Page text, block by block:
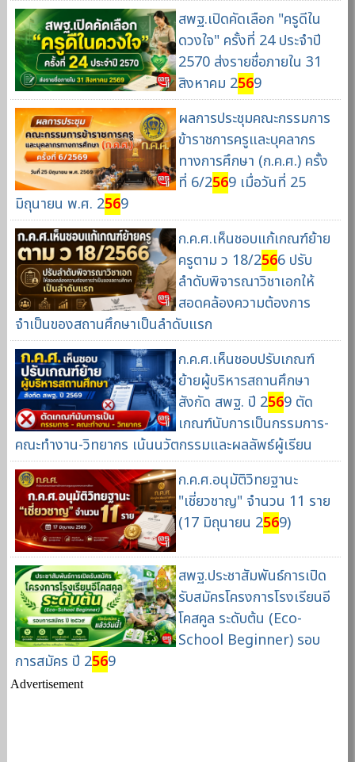
สพฐ.เปิดคัดเลือก "ครูดีใน
ดวงใจ" ครั้งที่ 24 ประจำปี
2570 ส่งรายชื่อภายใน 31
สิงหาคม 2569
ผลการประชุมคณะกรรมการ
ข้าราชการครูและบุคลากร
ทางการศึกษา (ก.ค.ศ.) ครั้ง
ที่ 6/2569 เมื่อวันที่ 25
มิถุนายน พ.ศ. 2569
ก.ค.ศ.เห็นชอบแก้เกณฑ์ย้าย
ครูตาม ว 18/2566 ปรับ
ลำดับพิจารณาวิชาเอกให้
สอดคล้องความต้องการ
จำเป็นของสถานศึกษาเป็นลำดับแรก
ก.ค.ศ.เห็นชอบปรับเกณฑ์
ย้ายผู้บริหารสถานศึกษา
สังกัด สพฐ. ปี 2569 ตัด
เกณฑ์นับการเป็นกรรมการ-
คณะทำงาน-วิทยากร เน้นนวัตกรรมและผลลัพธ์ผู้เรียน
ก.ค.ศ.อนุมัติวิทยฐานะ
"เชี่ยวชาญ" จำนวน 11 ราย
(17 มิถุนายน 2569)
สพฐ.ประชาสัมพันธ์การเปิด
รับสมัครโครงการโรงเรียนอี
โคสคูล ระดับต้น (Eco-
School Beginner) รอบ
การสมัคร ปี 2569
Advertisement